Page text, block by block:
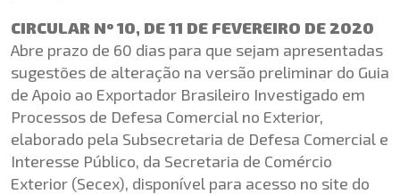
CIRCULAR Nº 10, DE 11 DE FEVEREIRO DE 2020
Abre prazo de 60 dias para que sejam apresentadas
sugestões de alteração na versão preliminar do Guia
de Apoio ao Exportador Brasileiro Investigado em
Processos de Defesa Comercial no Exterior,
elaborado pela Subsecretaria de Defesa Comercial e
Interesse Público, da Secretaria de Comércio
Exterior (Secex), disponível para acesso no site do